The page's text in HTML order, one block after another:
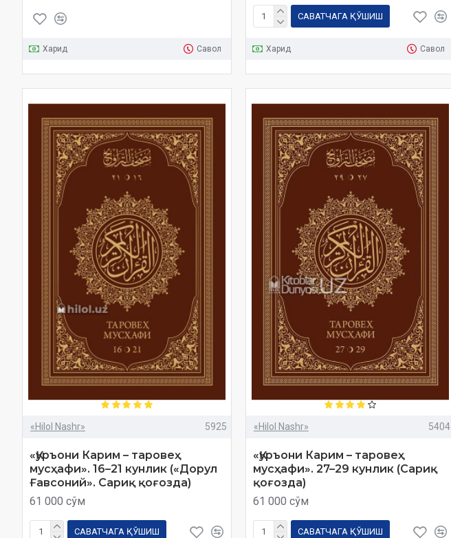
Харид Савол
САВАТЧАГА ҚЎШИШ
Харид Савол
«Hilol Nashr» 5925
«Қуръони Карим – таровеҳ
мусҳафи». 16–21 кунлик («Дорул
Ғавсоний». Сариқ қоғозда)
61 000 сўм
САВАТЧАГА ҚЎШИШ
«Hilol Nashr» 5404
«Қуръони Карим – таровеҳ
мусҳафи». 27–29 кунлик (Сариқ
қоғозда)
61 000 сўм
САВАТЧАГА ҚЎШИШ